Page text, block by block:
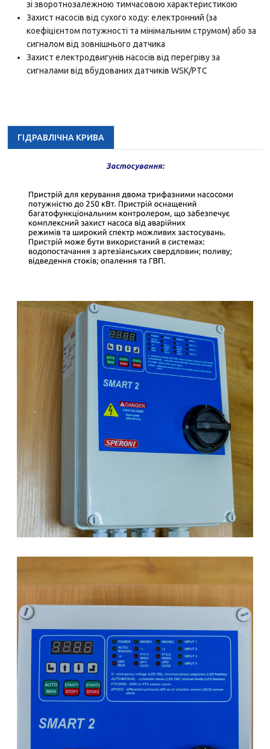
зі зворотнозалежною тимчасовою характеристикою
Захист насосів від сухого ходу: електронний (за
коефіцієнтом потужності та мінімальним струмом) або за
сигналом від зовнішнього датчика
Захист електродвигунів насосів від перегріву за
сигналами від вбудованих датчиків WSK/PTC
ГІДРАВЛІЧНА КРИВА